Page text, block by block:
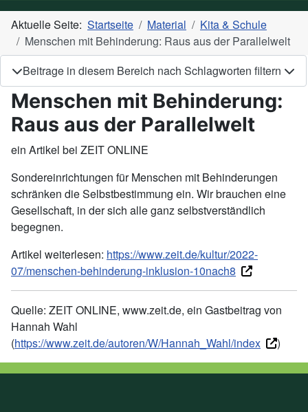
Aktuelle Seite: Startseite Material
Kita & Schule
Menschen mit Behinderung: Raus aus der Parallelwelt
Beitrage in diesem Bereich nach Schlagworten filtern
Menschen mit Behinderung:
Raus aus der Parallelwelt
ein Artikel bei ZEIT ONLINE
Sondereinrichtungen für Menschen mit Behinderungen
schränken die Selbstbestimmung ein. Wir brauchen eine
Gesellschaft, in der sich alle ganz selbstverständlich
begegnen.
Artikel weiterlesen: https://www.zeit.de/kultur/2022-
07/menschen-behinderung-inklusion-10nach8
Quelle: ZEIT ONLINE, www.zeit.de, ein Gastbeitrag von
Hannah Wahl
(https://www.zeit.de/autoren/W/Hannah_Wahl/index )